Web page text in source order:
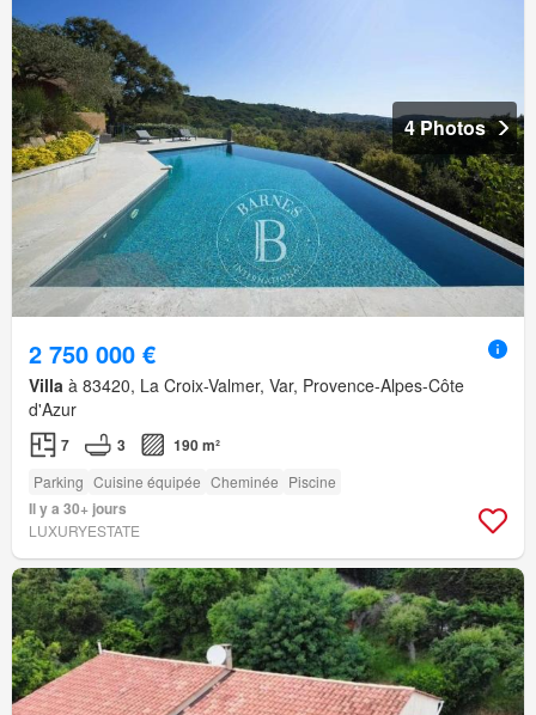
4 Photos
2 750 000 €
Villa à 83420, La Croix-Valmer, Var, Provence-Alpes-Côte
d'Azur
7 3 190 m²
Parking Cuisine équipée Cheminée Piscine
Il y a 30+ jours
LUXURYESTATE